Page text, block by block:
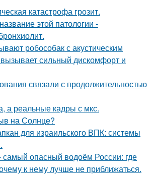
катастрофа грозит.
этой патологии -
робособак с акустическим
сильный дискомфорт и
связали с продолжительностью
а реальные кадры с мкс.
на Солнце?
для израильского ВПК: системы
самый опасный водоём России: где
к нему лучше не приближаться.